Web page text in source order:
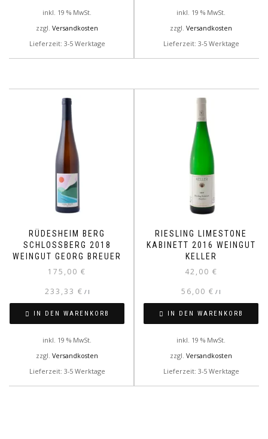
inkl. 19 % MwSt.
zzgl. Versandkosten
Lieferzeit: 3-5 Werktage
inkl. 19 % MwSt.
zzgl. Versandkosten
Lieferzeit: 3-5 Werktage
RÜDESHEIM BERG
SCHLOSSBERG 2018
WEINGUT GEORG BREUER
175,00 €
233,33 € / l
IN DEN WARENKORB
inkl. 19 % MwSt.
zzgl. Versandkosten
Lieferzeit: 3-5 Werktage
RIESLING LIMESTONE
KABINETT 2016 WEINGUT
KELLER
42,00 €
56,00 € / l
IN DEN WARENKORB
inkl. 19 % MwSt.
zzgl. Versandkosten
Lieferzeit: 3-5 Werktage